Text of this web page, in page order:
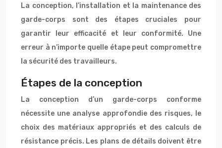
La conception, l’installation et la maintenance des
garde-corps sont des étapes cruciales pour
garantir leur efficacité et leur conformité. Une
erreur à n’importe quelle étape peut compromettre
la sécurité des travailleurs.
Étapes de la conception
La conception d’un garde-corps conforme
nécessite une analyse approfondie des risques, le
choix des matériaux appropriés et des calculs de
résistance précis. Les plans de détails doivent être